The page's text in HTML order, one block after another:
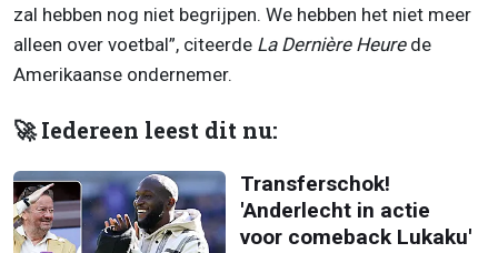
zal hebben nog niet begrijpen. We hebben het niet meer
alleen over voetbal”, citeerde La Dernière Heure de
Amerikaanse ondernemer.
🚀 Iedereen leest dit nu:
Transferschok!
'Anderlecht in actie
voor comeback Lukaku'